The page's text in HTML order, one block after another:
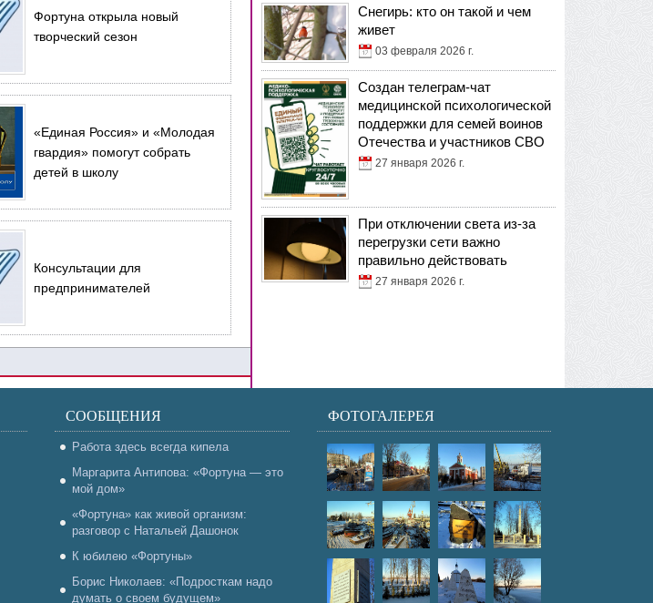
Фортуна открыла новый
творческий сезон
«Единая Россия» и «Молодая
гвардия» помогут собрать
детей в школу
Консультации для
предпринимателей
Снегирь: кто он такой и чем
живет
03 февраля 2026 г.
Создан телеграм-чат
медицинской психологической
поддержки для семей воинов
Отечества и участников СВО
27 января 2026 г.
При отключении света из-за
перегрузки сети важно
правильно действовать
27 января 2026 г.
СООБЩЕНИЯ
Работа здесь всегда кипела
Маргарита Антипова: «Фортуна — это
мой дом»
«Фортуна» как живой организм:
разговор с Натальей Дашонок
К юбилею «Фортуны»
Борис Николаев: «Подросткам надо
думать о своем будущем»
ФОТОГАЛЕРЕЯ